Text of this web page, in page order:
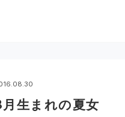
生まれの夏女